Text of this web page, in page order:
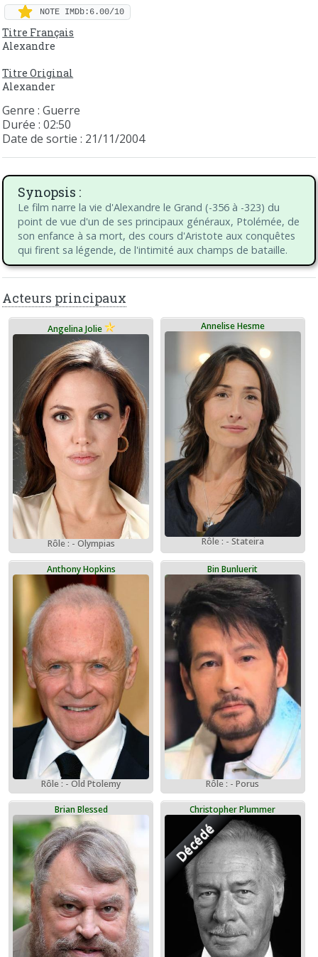
NOTE IMDb:6.00/10
Titre Français
Alexandre
Titre Original
Alexander
Genre : Guerre
Durée : 02:50
Date de sortie : 21/11/2004
Synopsis :
Le film narre la vie d'Alexandre le Grand (-356 à -323) du
point de vue d'un de ses principaux généraux, Ptolémée, de
son enfance à sa mort, des cours d'Aristote aux conquêtes
qui firent sa légende, de l'intimité aux champs de bataille.
Acteurs principaux
Angelina Jolie
Rôle : - Olympias
Annelise Hesme
Rôle : - Stateira
Anthony Hopkins
Rôle : - Old Ptolemy
Bin Bunluerit
Rôle : - Porus
Brian Blessed Christopher Plummer
Décédé